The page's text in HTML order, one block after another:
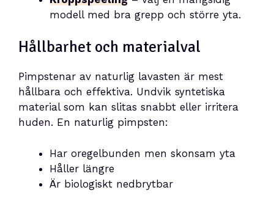
modell med bra grepp och större yta.
Hållbarhet och materialval
Pimpstenar av naturlig lavasten är mest
hållbara och effektiva. Undvik syntetiska
material som kan slitas snabbt eller irritera
huden. En naturlig pimpsten:
Har oregelbunden men skonsam yta
Håller längre
Är biologiskt nedbrytbar